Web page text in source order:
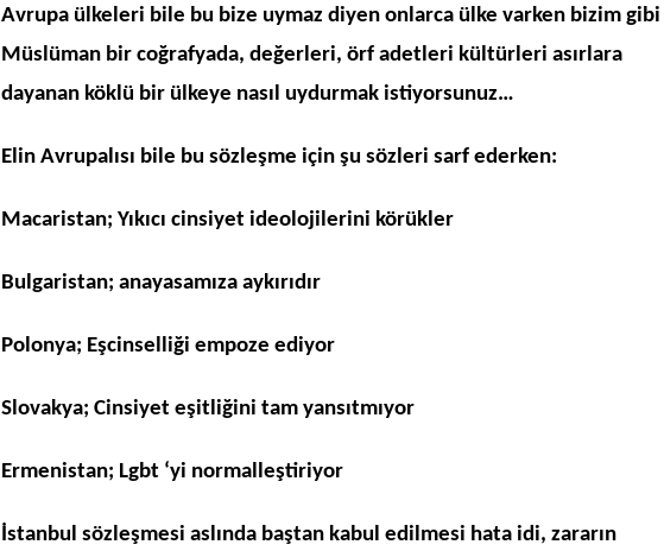
Avrupa ülkeleri bile bu bize uymaz diyen onlarca ülke varken bizim gibi
Müslüman bir coğrafyada, değerleri, örf adetleri kültürleri asırlara
dayanan köklü bir ülkeye nasıl uydurmak istiyorsunuz…
Elin Avrupalısı bile bu sözleşme için şu sözleri sarf ederken:
Macaristan; Yıkıcı cinsiyet ideolojilerini körükler
Bulgaristan; anayasamıza aykırıdır
Polonya; Eşcinselliği empoze ediyor
Slovakya; Cinsiyet eşitliğini tam yansıtmıyor
Ermenistan; Lgbt ‘yi normalleştiriyor
İstanbul sözleşmesi aslında baştan kabul edilmesi hata idi, zararın